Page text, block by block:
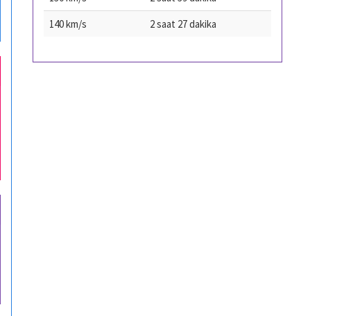
140 km/s
2 saat 27 dakika